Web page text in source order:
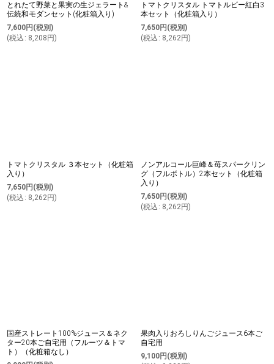
とれたて野菜と果実の生ジェラート&
伝統和モダンセット(化粧箱入り)
7,600円 (税別)
(税込 : 8,208 円)
トマトクリスタル トマトルビー紅白3
本セット（化粧箱入り）
7,650円 (税別)
(税込 : 8,262円)
トマトクリスタル ３本セット（化粧箱
入り）
7,650円 (税別)
(税込 : 8,262円)
ノンアルコール巨峰＆苺スパークリン
グ（フルボトル）2本セット（化粧箱
入り）
7,650円 (税別)
(税込 : 8,262円)
国産ストレート100%ジュース＆ネク
ター20本ご自宅用（フルーツ＆トマ
ト）（化粧箱なし）
果肉入りおろしりんごジュース6本ご
自宅用
9,100円 (税別)